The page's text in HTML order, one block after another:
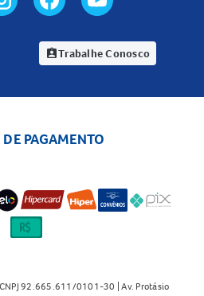
assignment_indTrabalhe Conosco
PAGAMENTO
92.665.611/0101-30 | Av. Protásio